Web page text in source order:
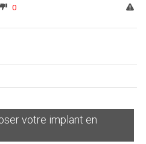
0
votre implant en